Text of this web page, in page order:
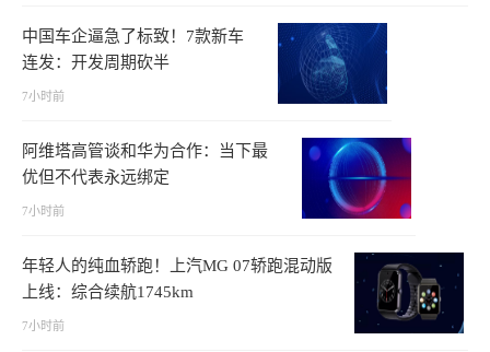
中国车企逼急了标致！7款新车
连发：开发周期砍半
7小时前
阿维塔高管谈和华为合作：当下最
优但不代表永远绑定
7小时前
年轻人的纯血轿跑！上汽MG 07轿跑混动版
上线：综合续航1745km
7小时前